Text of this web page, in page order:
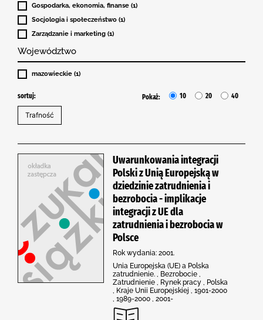
Gospodarka, ekonomia, finanse (1)
Socjologia i społeczeństwo (1)
Zarządzanie i marketing (1)
Województwo
mazowieckie (1)
sortuj: Pokaż: 10 20 40
Uwarunkowania integracji
Polski z Unią Europejską w
dziedzinie zatrudnienia i
bezrobocia - implikacje
integracji z UE dla
zatrudnienia i bezrobocia w
Polsce
Rok wydania: 2001.
Unia Europejska (UE) a Polska
zatrudnienie. , Bezrobocie ,
Zatrudnienie , Rynek pracy , Polska
, Kraje Unii Europejskiej , 1901-2000
, 1989-2000 , 2001-